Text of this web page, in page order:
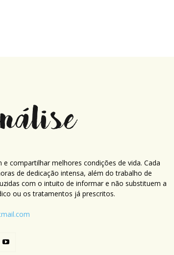
compartilhar melhores condições de vida. Cada
de dedicação intensa, além do trabalho de
com o intuito de informar e não substituem a
ou os tratamentos já prescritos.